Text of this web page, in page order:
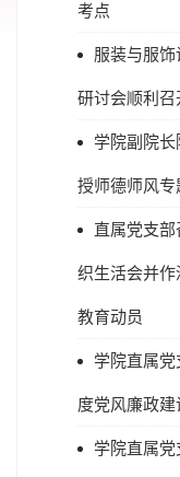
考点
服装与服
研讨会顺利召
学院副院
授师德师风专
直属党支部
织生活会并
教育动员
学院直属
度党风廉政
学院直属